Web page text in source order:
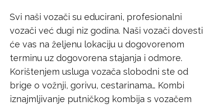
Svi naši vozači su educirani, profesionalni
vozači već dugi niz godina. Naši vozači dovesti
će vas na željenu lokaciju u dogovorenom
terminu uz dogovorena stajanja i odmore.
Korištenjem usluga vozača slobodni ste od
brige o vožnji, gorivu, cestarinama… Kombi
iznajmljivanje putničkog kombija s vozačem